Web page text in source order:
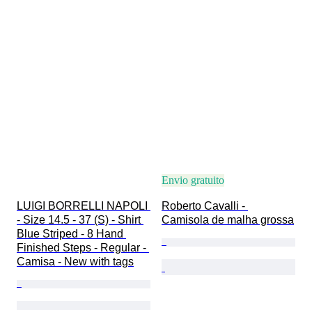
LUIGI BORRELLI NAPOLI
- Size 14.5 - 37 (S) - Shirt
Blue Striped - 8 Hand
Finished Steps - Regular -
Camisa - New with tags
Envio gratuito
Roberto Cavalli -
Camisola de malha grossa